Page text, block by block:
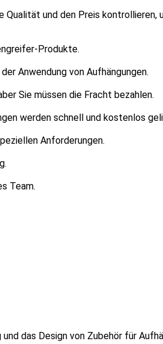
Qualität und den Preis kontrollieren,
Produkte.
Anwendung von Aufhängungen.
Sie müssen die Fracht bezahlen.
werden schnell und kostenlos
Anforderungen.
Team.
das Design von Zubehör für